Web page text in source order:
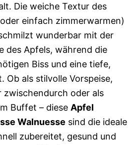
Die weiche Textur des
einfach zimmerwarmen)
wunderbar mit der
des Apfels, während die
Biss und eine tiefe,
Ob als stilvolle Vorspeise,
zwischendurch oder als
Buffet – diese Apfel
Walnuesse sind die ideale
zubereitet, gesund und